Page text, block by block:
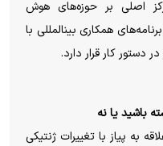
اصلی بر حوزه‌های هوش
همکاری بینالمللی با
باشید یا نه
داد علاقه به پیاز با تغییرات ژنتیکی